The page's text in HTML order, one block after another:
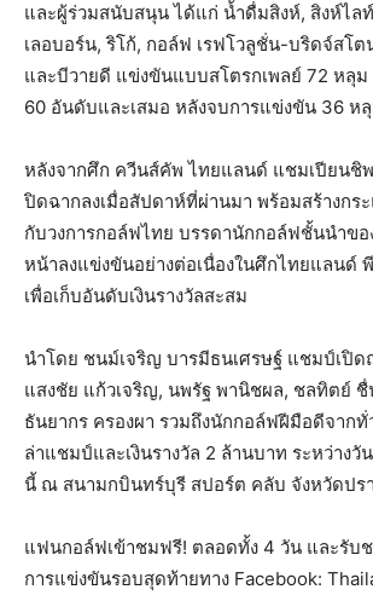
และผู้ร่วมสนับสนุน ได้แก่ น้ำดื่มสิงห์, สิงห์ไลท์
เลอบอร์น, ริโก้, กอล์ฟ เรฟโวลูชั่น-บริดจ์สโ
และบีวายดี แข่งขันแบบสโตรกเพลย์ 72 หลุ
60 อันดับและเสมอ หลังจบการแข่งขัน 36 ห
หลังจากศึก ควีนส์คัพ ไทยแลนด์ แชมเปียนชิพ
ปิดฉากลงเมื่อสัปดาห์ที่ผ่านมา พร้อมสร้างกร
กับวงการกอล์ฟไทย บรรดานักกอล์ฟชั้นนำขอ
หน้าลงแข่งขันอย่างต่อเนื่องในศึกไทยแลนด์
เพื่อเก็บอันดับเงินรางวัลสะสม
นำโดย ชนม์เจริญ บารมีธนเศรษฐ์ แชมป์เปิด
แสงชัย แก้วเจริญ, นพรัฐ พานิชผล, ชลทิตย์
ธันยากร ครองผา รวมถึงนักกอล์ฟฝีมือดีจาก
ล่าแชมป์และเงินรางวัล 2 ล้านบาท ระหว่างวั
นี้ ณ สนามกบินทร์บุรี สปอร์ต คลับ จังหวัดปร
แฟนกอล์ฟเข้าชมฟรี! ตลอดทั้ง 4 วัน และรับ
การแข่งขันรอบสุดท้ายทาง Facebook: